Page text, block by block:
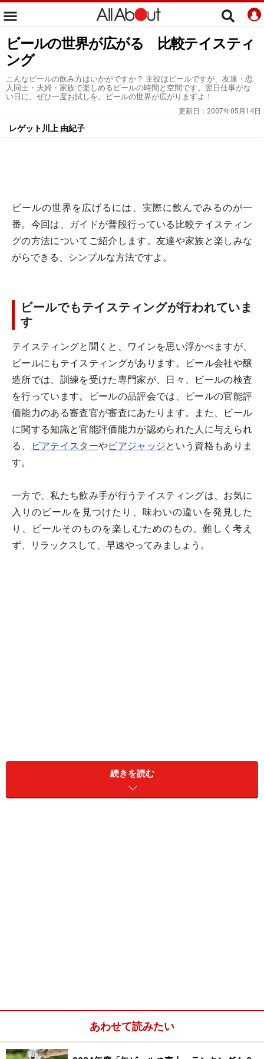
ビールの世界が広がる 比較テイスティ
ング
こんなビールの飲み方はいかがですか？ 主役はビールですが、友達・恋
人同士・夫婦・家族で楽しめるビールの時間と空間です。翌日仕事がな
い日に、ぜひ一度お試しを。ビールの世界が広がりますよ！
更新日： 2007年05月14日
レゲット川上 由紀子
ビールの世界を広げるには、実際に飲んでみるのが一
番。今回は、ガイドが普段行っている比較テイスティン
グの方法についてご紹介します。友達や家族と楽しみな
がらできる、シンプルな方法ですよ。
ビールでもテイスティングが行われていま
す
テイスティングと聞くと、ワインを思い浮かべますが、
ビールにもテイスティングがあります。ビール会社や醸
造所では、訓練を受けた専門家が、日々、ビールの検査
を行っています。ビールの品評会では、ビールの官能評
価能力のある審査官が審査にあたります。また、ビール
に関する知識と官能評価能力が認められた人に与えられ
る、
ビアテイスターやビアジャッジという資格もありま
す。
一方で、私たち飲み手が行うテイスティングは、お気に
入りのビールを見つけたり、味わいの違いを発見した
り、ビールそのものを楽しむためのもの。難しく考え
ず、リラックスして、早速やってみましょう。
用意するものはこれだけ
軽くゆすぐための水を用意。今回は、異なるメーカーか
ら出されている、同じスタイルのビールを比較してみま
続きを読む
あわせて読みたい